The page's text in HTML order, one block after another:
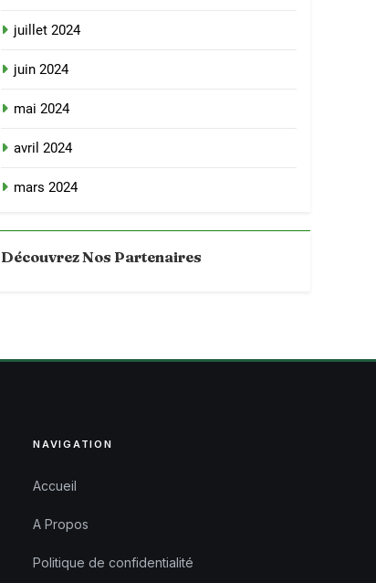
juillet 2024
juin 2024
mai 2024
avril 2024
mars 2024
Découvrez Nos Partenaires
NAVIGATION
Accueil
A Propos
Politique de confidentialité